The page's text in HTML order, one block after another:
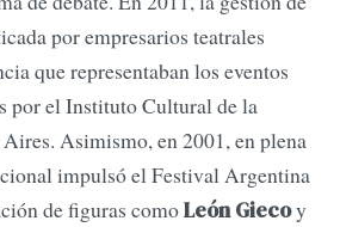
por empresarios teatrales
que representaban los eventos
por el Instituto Cultural de la
Asimismo, en 2001, en plena
impulsó el Festival Argentina
de figuras comoLeón Giecoy